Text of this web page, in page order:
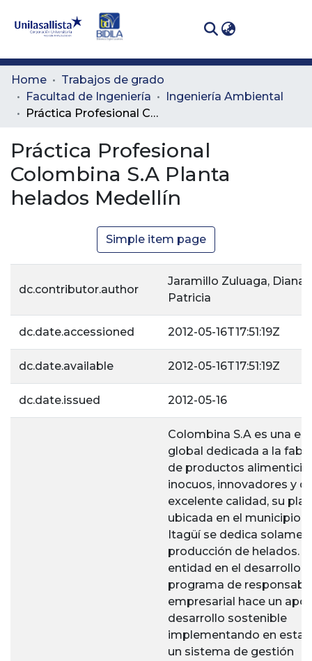
Communities
& Collections
Statistics
Home
Trabajos de grado
Facultad de Ingeniería
Ingeniería Ambiental
Práctica Profesional Colombina S.A Planta helados Medellín
Práctica Profesional
Colombina S.A Planta
helados Medellín
Simple item page
dc.contributor.author
Jaramillo Zuluaga, Diana
Patricia
dc.date.accessioned 2012-05-16T17:51:19Z
dc.date.available 2012-05-16T17:51:19Z
dc.date.issued 2012-05-16
Colombina S.A es una
global dedicada a la
de productos
inocuos, innovadores y
excelente calidad, su
ubicada en el municipio
Itagüí se dedica
producción de helados.
entidad en el desarrollo
programa de
empresarial hace un
desarrollo sostenible
implementando en esta
un sistema de gestión